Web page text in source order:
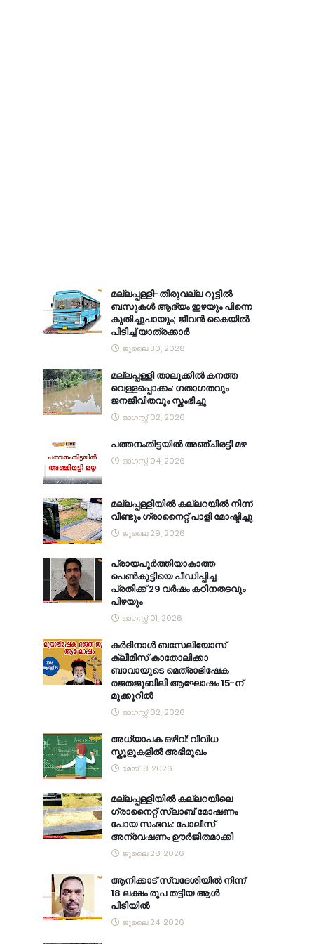
മല്ലപ്പള്ളി-തിരുവല്ല റൂട്ടിൽ
ബസുകൾ ആദ്യം ഇഴയും പിന്നെ
കുതിച്ചുപായും; ജീവൻ കൈയിൽ
പിടിച്ച് യാത്രക്കാർ
ജൂലൈ 30, 2026
മല്ലപ്പള്ളി താലൂക്കിൽ കനത്ത
വെള്ളപ്പൊക്കം: ഗതാഗതവും
ജനജീവിതവും സ്തംഭിച്ചു
ഓഗസ്റ്റ് 02, 2026
പത്തനംതിട്ടയിൽ അഞ്ചിരട്ടി മഴ
ഓഗസ്റ്റ് 04, 2026
മല്ലപ്പള്ളിയിൽ കല്ലറയിൽ നിന്ന്
വീണ്ടും ഗ്രാനൈറ്റ് പാളി മോഷ്ടിച്ചു
ജൂലൈ 29, 2026
പ്രായപൂർത്തിയാകാത്ത
പെൺകുട്ടിയെ പീഡിപ്പിച്ച
പ്രതിക്ക് 29 വർഷം കഠിനതടവും
പിഴയും
ഓഗസ്റ്റ് 01, 2026
കര്‍ദിനാള്‍ ബസേലിയോസ്
ക്ലീമിസ് കാതോലിക്കാ
ബാവായുടെ മെത്രാഭിഷേക
രജതജൂബിലി ആഘോഷം 15-ന്
മുക്കൂറില്‍
ഓഗസ്റ്റ് 02, 2026
അധ്യാപക ഒഴിവ്: വിവിധ
സ്കൂളുകളിൽ അഭിമുഖം
മേയ് 18, 2026
മല്ലപ്പള്ളിയിൽ കല്ലറയിലെ
ഗ്രാനൈറ്റ് സ്ലാബ് മോഷണം
പോയ സംഭവം: പോലീസ്
അന്വേഷണം ഊർജിതമാക്കി
ജൂലൈ 28, 2026
ആനിക്കാട് സ്വദേശിയിൽ നിന്ന്
18 ലക്ഷം രൂപ തട്ടിയ ആൾ
പിടിയിൽ
ജൂലൈ 24, 2026